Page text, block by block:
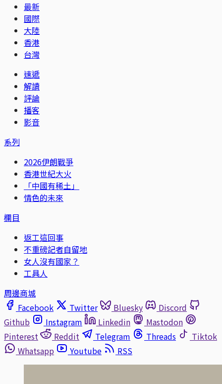
最新
國際
大陸
香港
台灣
速遞
解讀
評論
播客
影音
系列
2026伊朗戰爭
香港世紀大火
「中國有稀土」
情色的未來
欄目
返工這回事
不重磅記者自留地
女人沒有國家？
工具人
周邊商城
Facebook
Twitter Bluesky
Discord
Github
Instagram Linkedin
Mastodon
Pinterest
Reddit Telegram Threads
Tiktok
Whatsapp
Youtube RSS